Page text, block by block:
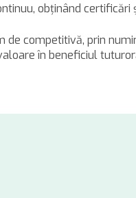
obţinând
competitivă, prin
în beneficiul